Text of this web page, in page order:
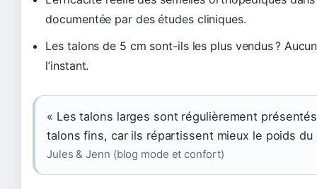
documentée par des études cliniques.
Les talons de 5 cm sont-ils les plus vendus ?
l’instant.
« Les talons larges sont régulièrement
talons fins, car ils répartissent mieux le poids du
Jules & Jenn (blog mode et confort)